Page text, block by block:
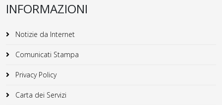
INFORMAZIONI
Notizie da Internet
Comunicati Stampa
Privacy Policy
Carta dei Servizi